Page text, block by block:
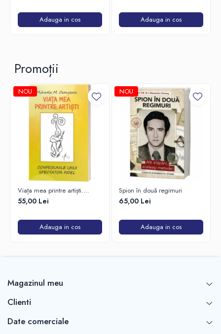
Adauga in cos Adauga in cos
Promoții
NOU
Viața mea printre artiști.
Confesiunile unui spectator
fidel
55,00 Lei
Adauga in cos
NOU
Spion în două regimuri
65,00 Lei
Adauga in cos
Magazinul meu
Clienti
Date comerciale